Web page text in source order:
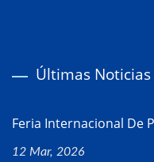
Últimas Noticias
Feria Internacional De
12 Mar, 2026